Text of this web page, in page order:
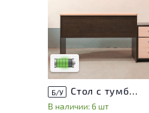
незначительные следы
эксплуатации, не
Низкая степень износа
Б/У Стол с тумбой ЛДСП Венге
В наличии: 6 шт